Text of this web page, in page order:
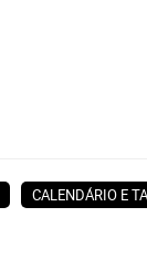
CALENDÁRIO E